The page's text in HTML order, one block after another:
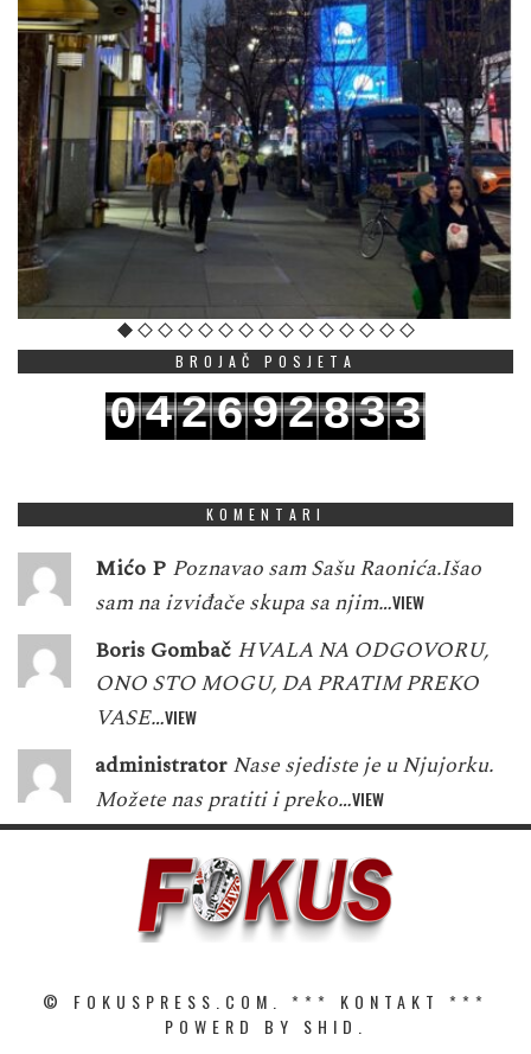
BROJAČ POSJETA
042692833
KOMENTARI
Mićo P Poznavao sam Sašu Raonića.Išao
sam na izviđače skupa sa njim…VIEW
Boris Gombač HVALA NA ODGOVORU,
ONO STO MOGU, DA PRATIM PREKO
VASE…VIEW
administrator Nase sjediste je u Njujorku.
Možete nas pratiti i preko…VIEW
© FOKUSPRESS.COM. *** KONTAKT
***
POWERD BY SHID.